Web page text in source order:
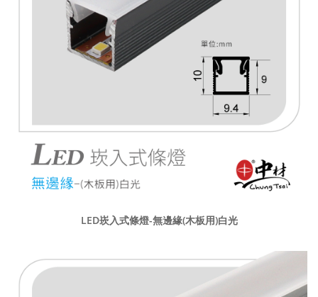
LED崁入式條燈-無邊緣(木板用)白光